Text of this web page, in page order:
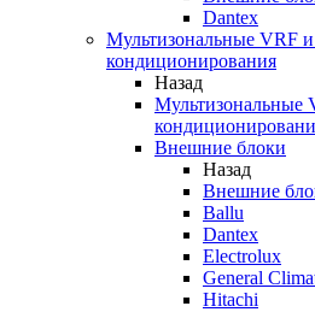
Dantex
Мультизональные VRF
кондиционирования
Назад
Мультизональные
Внешние блоки
Назад
Внешние
Ballu
Dantex
Electrolux
General
Hitachi